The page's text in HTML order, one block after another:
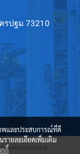
รปฐม 73210
พและประสบการณ์ที่ดี
รายละเอียดเพิ่มเติม
กี้